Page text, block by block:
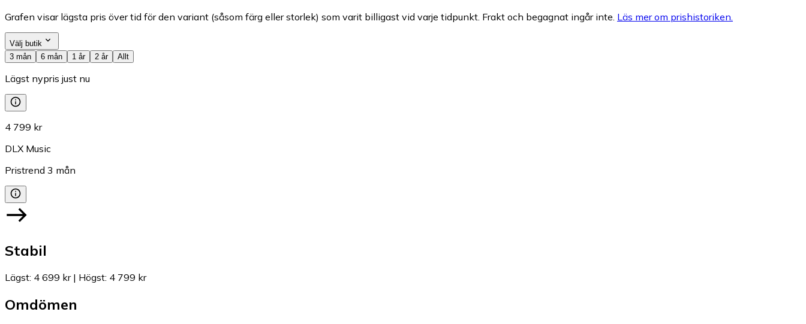
Grafen visar lägsta pris över tid för den variant (såsom färg eller storlek) som varit billigast vid varje tidpunkt. Frakt och begagnat ingår inte. Läs mer om prishistoriken.
Välj butik
3 mån
6 mån 1 år 2 år Allt
Lägst nypris just nu
4 799 kr
DLX Music
Pristrend 3 mån
Stabil
Lägst: 4 699 kr| Högst: 4 799 kr
Omdömen